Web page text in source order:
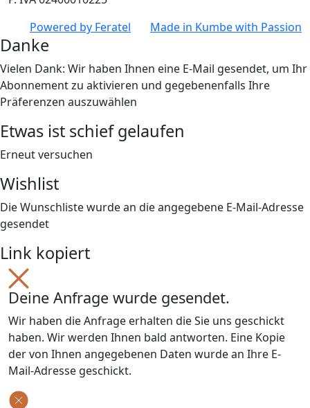
Powered by Feratel Made in Kumbewith Passion
Danke
Vielen Dank: Wir haben Ihnen eine E-Mail gesendet, um Ihr
Abonnement zu aktivieren und gegebenenfalls Ihre
Präferenzen auszuwählen
Etwas ist schief gelaufen
Erneut versuchen
Wishlist
Die Wunschliste wurde an die angegebene E-Mail-Adresse
gesendet
Link kopiert
Deine Anfrage wurde gesendet.
Wir haben die Anfrage erhalten die Sie uns geschickt
haben. Wir werden Ihnen bald antworten. Eine Kopie
der von Ihnen angegebenen Daten wurde an Ihre E-
Mail-Adresse geschickt.